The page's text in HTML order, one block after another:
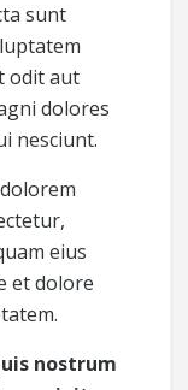
sunt
odit aut
dolores
nesciunt.
eius
et dolore
nostrum